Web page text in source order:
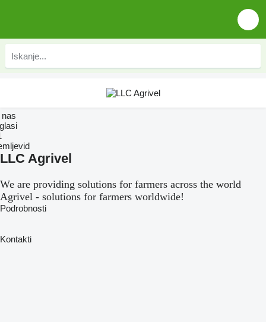
LLC Agrivel
We are providing solutions for farmers across the world
Agrivel - solutions for farmers worldwide!
Podrobnosti
Kontakti